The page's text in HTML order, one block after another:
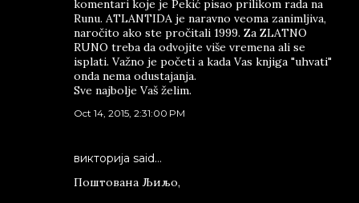
komentari koje je Pekić pisao prilikom rada na
Runu. ATLANTIDA je naravno veoma zanimljiva,
naročito ako ste pročitali 1999. Za ZLATNO
RUNO treba da odvojite više vremena ali se
isplati. Važno je početi a kada Vas knjiga "uhvati"
onda nema odustajanja.
Sve najbolje Vaš želim.
Oct 14, 2015, 2:31:00 PM
викторија said…
Поштована Љиљо,